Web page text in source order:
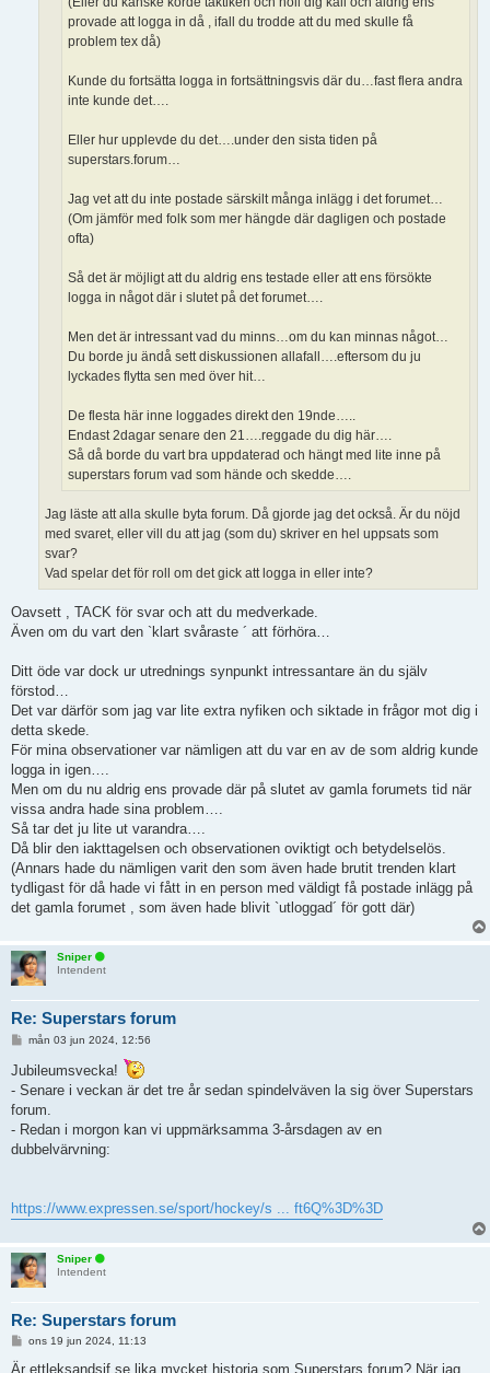
provade att logga in då , ifall du trodde att du med skulle få
problem tex då)
Kunde du fortsätta logga in fortsättningsvis där du…fast flera andra
inte kunde det….
Eller hur upplevde du det….under den sista tiden på
superstars.forum…
Jag vet att du inte postade särskilt många inlägg i det forumet…
(Om jämför med folk som mer hängde där dagligen och postade
ofta)
Så det är möjligt att du aldrig ens testade eller att ens försökte
logga in något där i slutet på det forumet….
Men det är intressant vad du minns…om du kan minnas något…
Du borde ju ändå sett diskussionen allafall….eftersom du ju
lyckades flytta sen med över hit…
De flesta här inne loggades direkt den 19nde…..
Endast 2dagar senare den 21….reggade du dig här….
Så då borde du vart bra uppdaterad och hängt med lite inne på
superstars forum vad som hände och skedde….
Jag läste att alla skulle byta forum. Då gjorde jag det också. Är du nöjd
med svaret, eller vill du att jag (som du) skriver en hel uppsats som
svar?
Vad spelar det för roll om det gick att logga in eller inte?
Oavsett , TACK för svar och att du medverkade.
Även om du vart den `klart svåraste ´ att förhöra…
Ditt öde var dock ur utrednings synpunkt intressantare än du själv
förstod…
Det var därför som jag var lite extra nyfiken och siktade in frågor mot dig i
detta skede.
För mina observationer var nämligen att du var en av de som aldrig kunde
logga in igen….
Men om du nu aldrig ens provade där på slutet av gamla forumets tid när
vissa andra hade sina problem….
Så tar det ju lite ut varandra….
Då blir den iakttagelsen och observationen oviktigt och betydelselös.
(Annars hade du nämligen varit den som även hade brutit trenden klart
tydligast för då hade vi fått in en person med väldigt få postade inlägg på
det gamla forumet , som även hade blivit `utloggad´ för gott där)
Sniper
Intendent
Re: Superstars forum
ä
g
mån 03 jun 2024, 12:56
Jubileumsvecka!
- Senare i veckan är det tre år sedan spindelväven la sig över Superstars
forum.
- Redan i morgon kan vi uppmärksamma 3-årsdagen av en
dubbelvärvning:
https://www.expressen.se/sport/hockey/s ... ft6Q%3D%3D
Sniper
Intendent
Re: Superstars forum
l
ons 19 jun 2024, 11:13
Är ettleksandsif.se lika mycket historia som Superstars forum? När jag